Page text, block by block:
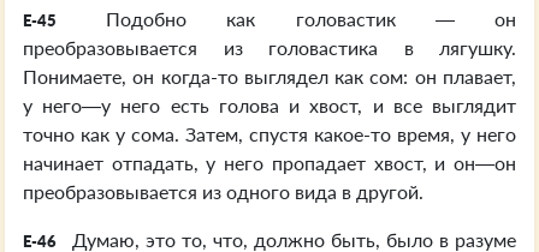
E-45
Подобно как головастик — он
преобразовывается из головастика в лягушку.
Понимаете, он когда-то выглядел как сом: он плавает,
у него—у него есть голова и хвост, и все выглядит
точно как у сома. Затем, спустя какое-то время, у него
начинает отпадать, у него пропадает хвост, и он—он
преобразовывается из одного вида в другой.
E-46 Думаю, это то, что, должно быть, было в разуме